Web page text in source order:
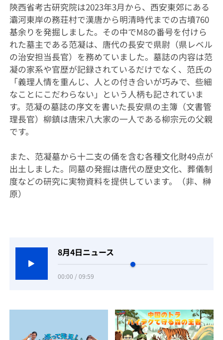
陝西省考古研究院は2023年3月から、西安東郊にある
灞河東岸の務荘村で漢唐から明清時代までの古墳760
基余りを発掘しました。その中でM8の番号を付けら
れた墓主である范凝は、唐代の長安で県尉（県レベル
の治安担当長官）を務めていました。墓誌の内容は范
凝の家系や官歴が記録されているだけでなく、范氏の
「義理人情を重んじ、人との付き合いが巧みで、些細
なことにこだわらない」という人柄も記されていま
す。范凝の墓誌の序文を書いた長安県の主簿（文書管
理長官）柳鎮は唐宋八大家の一人である柳宗元の父親
です。
また、范凝墓から十二支の俑を含む各種文化財49点が
出土しました。同墓の発掘は唐代の歴史文化、葬儀制
度などの研究に実物資料を提供しています。（非、榊
原）
8月4日ニュース
00:00 / 09:59